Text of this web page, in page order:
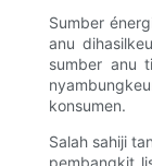
Sumber
anu
sumber anu
konsumen.
Salah sahiji
pembangkit